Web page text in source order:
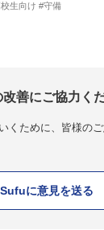
生向け #守備
善にご協力く
くために、皆様の
Sufuに意見を送る